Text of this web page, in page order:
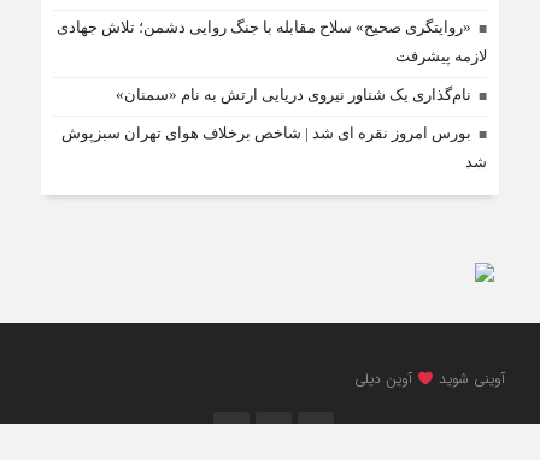
«روایتگری صحیح» سلاح مقابله با جنگ روایی دشمن؛ تلاش جهادی
لازمه پیشرفت
نام‌گذاری یک شناور نیروی دریایی ارتش به نام «سمنان»
بورس امروز نقره ای شد | شاخص برخلاف هوای تهران سبزپوش
شد
آوینی شوید آوین دیلی